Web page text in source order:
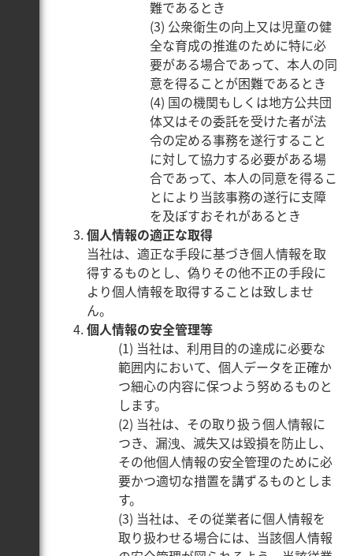
難であるとき
(3) 公衆衛生の向上又は児童の健
全な育成の推進のために特に必
要がある場合であって、本人の同
意を得ることが困難であるとき
(4) 国の機関もしくは地方公共団
体又はその委託を受けた者が法
令の定める事務を遂行すること
に対して協力する必要がある場
合であって、本人の同意を得るこ
とにより当該事務の遂行に支障
を及ぼすおそれがあるとき
個人情報の適正な取得
当社は、適正な手段に基づき個人情報を取
得するものとし、偽りその他不正の手段に
より個人情報を取得することは致しませ
ん。
個人情報の安全管理等
(1) 当社は、利用目的の達成に必要な
範囲内において、個人データを正確か
つ細心の内容に保つよう努めるものと
します。
(2) 当社は、その取り扱う個人情報に
つき、漏洩、滅失又は毀損を防止し、
その他個人情報の安全管理のために必
要かつ適切な措置を講ずるものとしま
す。
(3) 当社は、その従業者に個人情報を
取り扱わせる場合には、当該個人情報